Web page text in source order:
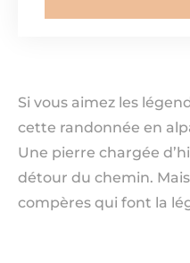
Si vous aimez les
cette randonnée en
Une pierre chargée
détour du chemin.
compères qui font la